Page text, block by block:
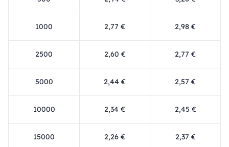
1000 2,77 € 2,98 €
2500 2,60 € 2,77 €
5000 2,44 € 2,57 €
10000 2,34 € 2,45 €
15000 2,26 € 2,37 €